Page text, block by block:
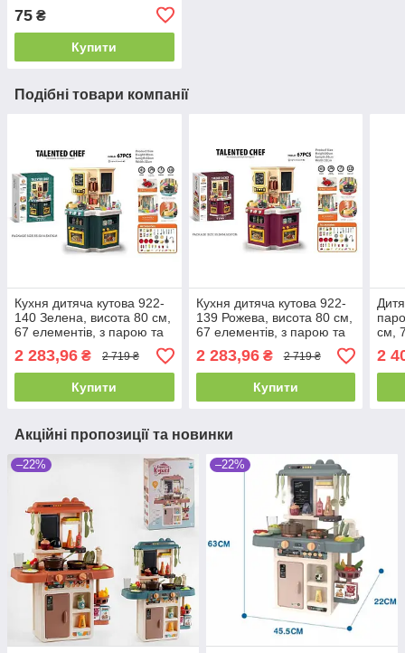
75 ₴
Купити
Подібні товари компанії
Кухня дитяча кутова 922-
140 Зелена, висота 80 см,
67 елементів, з парою та
водою, підсвітка, звуки,
посуд, продукти, на
батарейках
2 283,96 ₴ 2 719 ₴
Купити
Кухня дитяча кутова 922-
139 Рожева, висота 80 см,
67 елементів, з парою та
водою, підсвітка, звуки,
посуд, продукти, на
батарейках
2 283,96₴ 2 719 ₴
Купити
см,
2
Акційні пропозиції та новинки
–22% –22%